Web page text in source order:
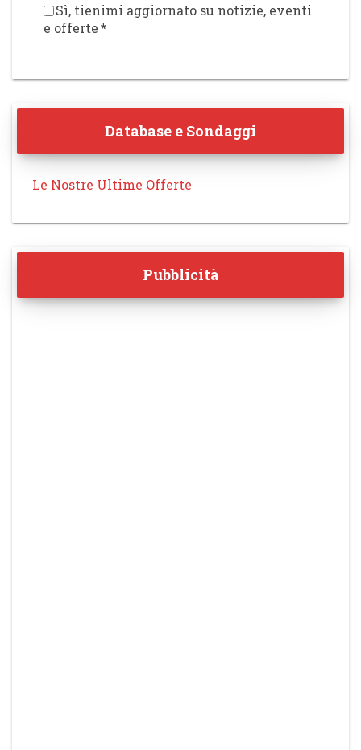
Sì, tienimi aggiornato su notizie, eventi
e offerte*
Database e Sondaggi
Le Nostre Ultime Offerte
Pubblicità